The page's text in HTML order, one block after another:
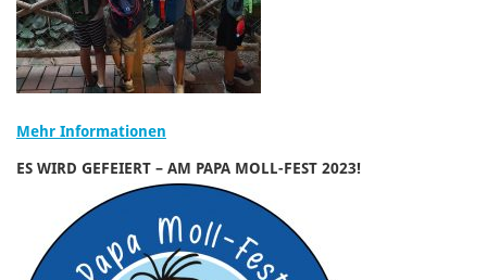
Mehr Informationen
ES WIRD GEFEIERT – AM PAPA MOLL-FEST 2023!